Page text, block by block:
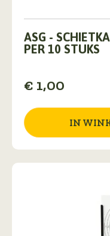
ASG -
PER 10 STUKS
€ 1,00
IN